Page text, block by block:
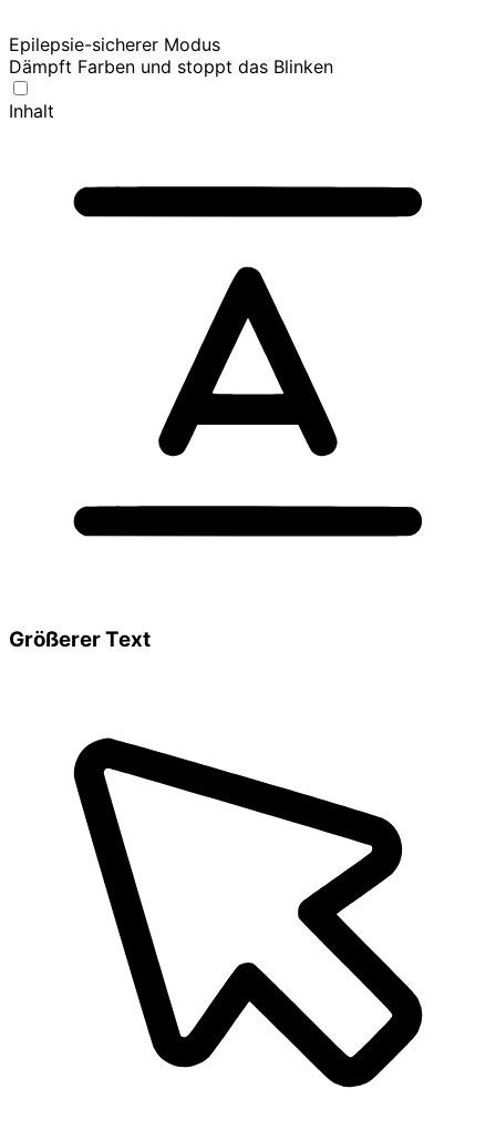
Epilepsie-sicherer Modus
Dämpft Farben und stoppt das Blinken
Inhalt
Größerer Text